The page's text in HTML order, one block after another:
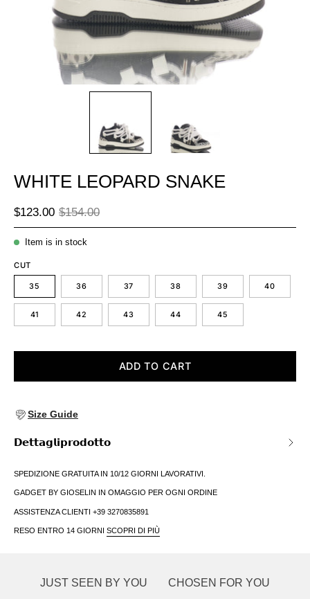
WHITE LEOPARD SNAKE
$123.00 $154.00
Item is in stock
CUT
35 36 37 38 39 40
41 42 43 44 45
ADD TO CART
Size Guide
𝗗𝗲𝘁𝘁𝗮𝗴𝗹𝗶𝗽𝗿𝗼𝗱𝗼𝘁𝘁𝗼
SPEDIZIONE GRATUITA IN 10/12 GIORNI LAVORATIVI.
GADGET BY GIOSELIN IN OMAGGIO PER OGNI ORDINE
ASSISTENZA CLIENTI +39 3270835891
RESO ENTRO 14 GIORNI SCOPRI DI PIÙ
JUST SEEN BY YOU CHOSEN FOR YOU